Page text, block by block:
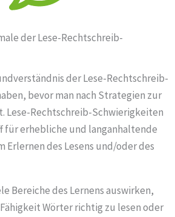
der Lese-Rechtschreib-
der Lese-Rechtschreib-
bevor man nach Strategien zur
Lese-Rechtschreib-Schwierigkeiten
für erhebliche und langanhaltende
Erlernen des Lesens und/oder des
Bereiche des Lernens auswirken,
Wörter richtig zu lesen oder